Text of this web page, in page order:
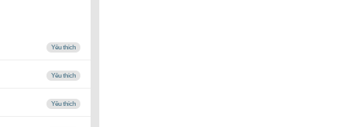
Yêu thích
Yêu thích
Yêu thích